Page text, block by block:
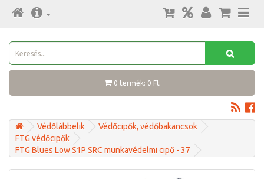
0 termék: 0 Ft
Védőlábbelik
Védőcipők, védőbakancsok
FTG védőcipők
FTG Blues Low S1P SRC munkavédelmi cipő - 37